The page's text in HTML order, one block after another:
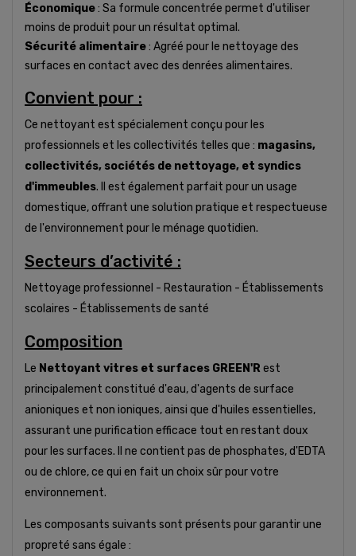
Économique: Sa formule concentrée permet d'utiliser
moins de produit pour un résultat optimal.
Sécurité alimentaire: Agréé pour le nettoyage des
surfaces en contact avec des denrées alimentaires.
Convient pour :
Ce nettoyant est spécialement conçu pour les
professionnels et les collectivités telles que : magasins,
collectivités, sociétés de nettoyage, et syndics
d'immeubles. Il est également parfait pour un usage
domestique, offrant une solution pratique et respectueuse
de l'environnement pour le ménage quotidien.
Secteurs d’activité :
Nettoyage professionnel - Restauration - Établissements
scolaires - Établissements de santé
Composition
Le Nettoyant vitres et surfaces GREEN'Rest
principalement constitué d'eau, d'agents de surface
anioniques et non ioniques, ainsi que d'huiles essentielles,
assurant une purification efficace tout en restant doux
pour les surfaces. Il ne contient pas de phosphates, d'EDTA
ou de chlore, ce qui en fait un choix sûr pour votre
environnement.
Les composants suivants sont présents pour garantir une
propreté sans égale :